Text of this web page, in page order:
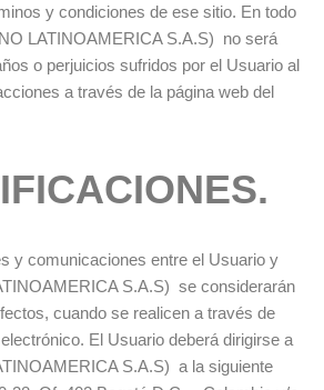
y condiciones de ese sitio. En todo
LATINOAMERICA S.A.S) no será
o perjuicios sufridos por el Usuario al
a través de la página web del
y comunicaciones entre el Usuario y
S.A.S) se considerarán
cuando se realicen a través de
El Usuario deberá dirigirse a
S.A.S) a la siguiente